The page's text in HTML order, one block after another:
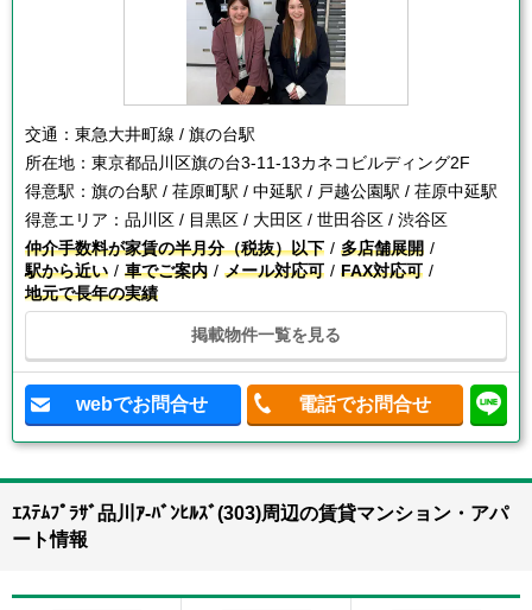
交通： 東急大井町線 / 旗の台駅
所在地： 東京都品川区旗の台3-11-13カネコビルディング2F
得意駅： 旗の台駅 / 荏原町駅 / 中延駅 / 戸越公園駅 / 荏原中延駅
得意エリア： 品川区 / 目黒区 / 大田区 / 世田谷区 / 渋谷区
仲介手数料が家賃の半月分（税抜）以下
多店舗展開
駅から近い
車でご案内 メール対応可
FAX対応可
地元で長年の実績
掲載物件一覧を見る
webでお問合せ 電話でお問合せ
ｴｽﾃﾑﾌﾟﾗｻﾞ品川ｱ-ﾊﾞﾝﾋﾙｽﾞ(303)周辺の賃貸マンション・アパ
ート情報